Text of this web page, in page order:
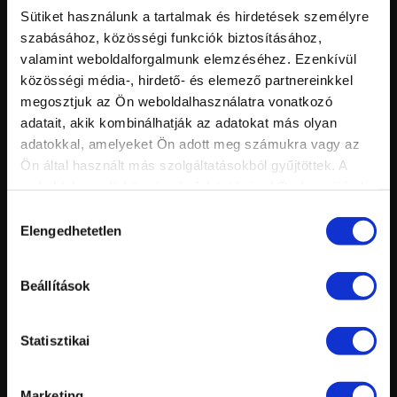
Sütiket használunk a tartalmak és hirdetések személyre
szabásához, közösségi funkciók biztosításához,
valamint weboldalforgalmunk elemzéséhez. Ezenkívül
közösségi média-, hirdető- és elemező partnereinkkel
megosztjuk az Ön weboldalhasználatra vonatkozó
adatait, akik kombinálhatják az adatokat más olyan
adatokkal, amelyeket Ön adott meg számukra vagy az
Ön által használt más szolgáltatásokból gyűjtöttek. A
kiválasztása
Elengedhetetlen
Beállítások
Statisztikai
Hossz:
KÖRÖMHAJÓ 2015 – 5. ELŐADÁS - VÁRADI SZABINA ÉS
MALEKNÉ VÍGH MÁRIA ELŐADÁSA